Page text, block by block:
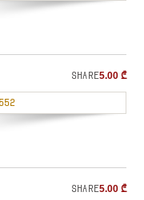
5.00 ₾
Share
5.00 ₾
Share